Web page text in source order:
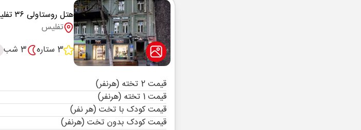
هتل روستاولی ۳۶ تفلیس
تفلیس
3 ستاره
3 شب
قیمت 2 تخته (هرنفر)
قیمت 1 تخته (هرنفر)
قیمت کودک با تخت (هر نفر)
قیمت کودک بدون تخت (هرنفر)